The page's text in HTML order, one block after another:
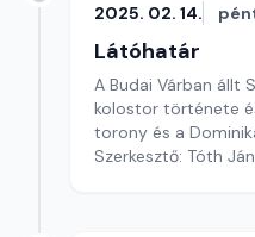
2025. 02. 14.
Látóhatár
A Budai Várban állt
kolostor története
torony és a
Szerkesztő: Tóth